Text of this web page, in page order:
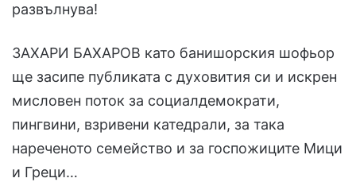
развълнува!
ЗАХАРИ БАХАРОВ като банишорския шофьор
ще засипе публиката с духовития си и искрен
мисловен поток за социалдемократи,
пингвини, взривени катедрали, за така
нареченото семейство и за госпожиците Мици
и Греци…